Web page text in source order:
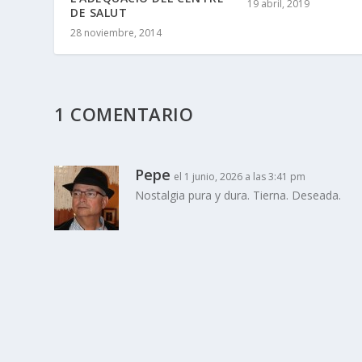
DE SALUT
28 noviembre, 2014
19 abril, 2019
1 COMENTARIO
Pepe el 1 junio, 2026 a las 3:41 pm
Nostalgia pura y dura. Tierna. Deseada.